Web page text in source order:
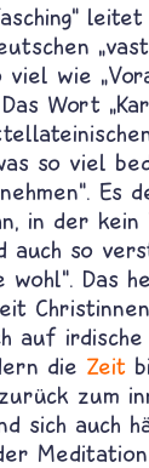
viel wie
Wort
so viel
Es
in der kein
auch so
wohl“. Das
auf
die Zeit
zum
sich auch
Meditation